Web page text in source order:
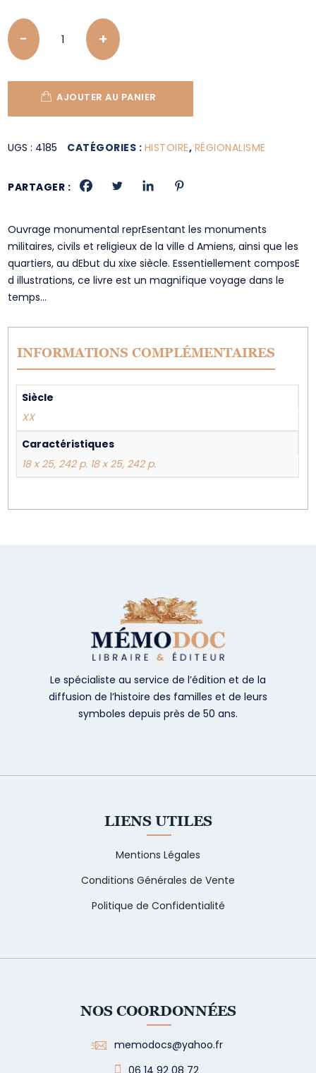
Quantity
AJOUTER AU PANIER
UGS : 4185 CATÉGORIES : HISTOIRE, RÉGIONALISME
PARTAGER :
Ouvrage monumental reprEsentant les monuments
militaires, civils et religieux de la ville d Amiens, ainsi que les
quartiers, au dEbut du xixe siècle. Essentiellement composE
d illustrations, ce livre est un magnifique voyage dans le
temps…
INFORMATIONS COMPLÉMENTAIRES
Siècle
XX
Caractéristiques
18 x 25, 242 p. 18 x 25, 242 p.
Le spécialiste au service de l’édition et de la
diffusion de l’histoire des familles et de leurs
symboles depuis près de 50 ans.
LIENS UTILES
Mentions Légales
Conditions Générales de Vente
Politique de Confidentialité
NOS COORDONNÉES
memodocs@yahoo.fr
06 14 92 08 72